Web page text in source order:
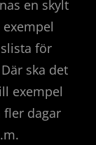
en skylt
för
ska det
exempel
fler dagar